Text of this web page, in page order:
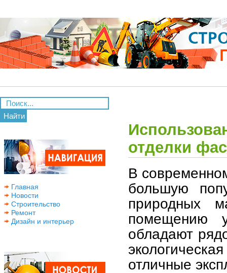
Найти
Главная
Новости
Строительство
Ремонт
Дизайн и интерьер
отделки
В
большую
природных
помещению
обладают
отличные